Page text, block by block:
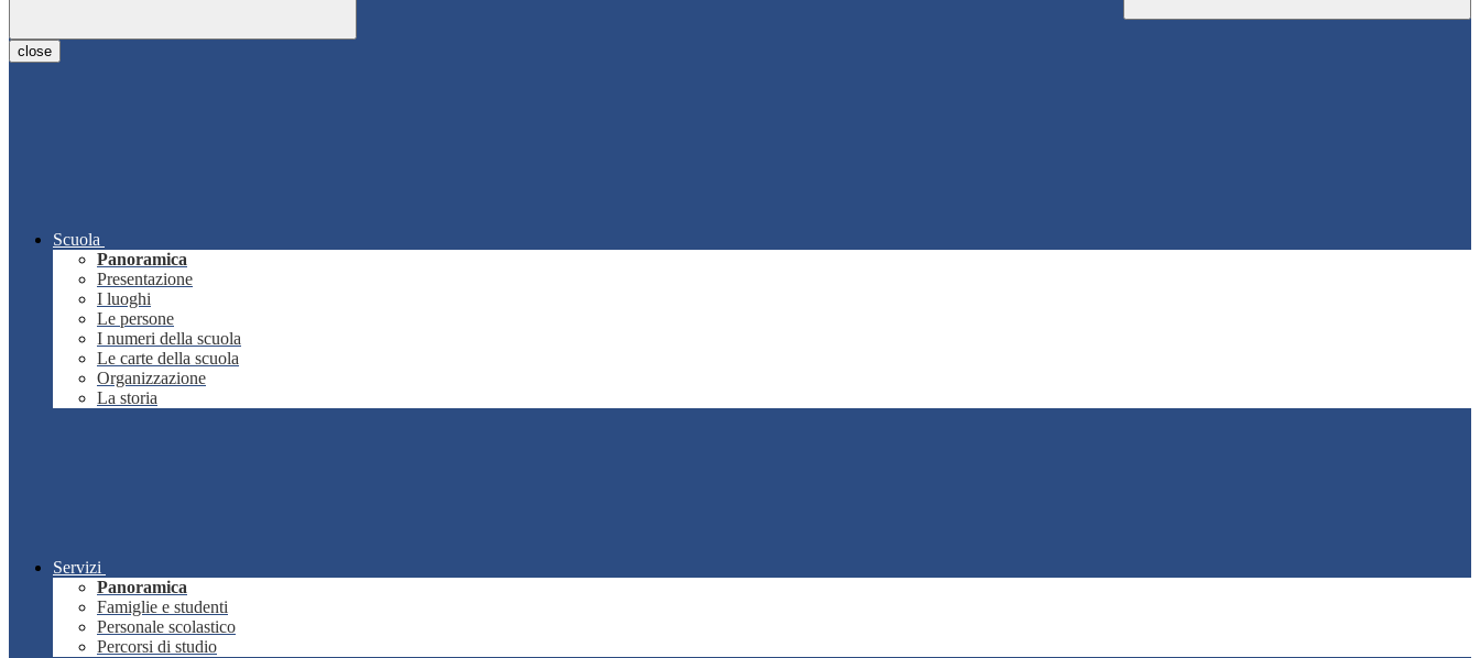
close
Scuola
Panoramica
Presentazione
I luoghi
Le persone
I numeri della scuola
Le carte della scuola
Organizzazione
La storia
Servizi
Panoramica
Famiglie e studenti
Personale scolastico
Percorsi di studio